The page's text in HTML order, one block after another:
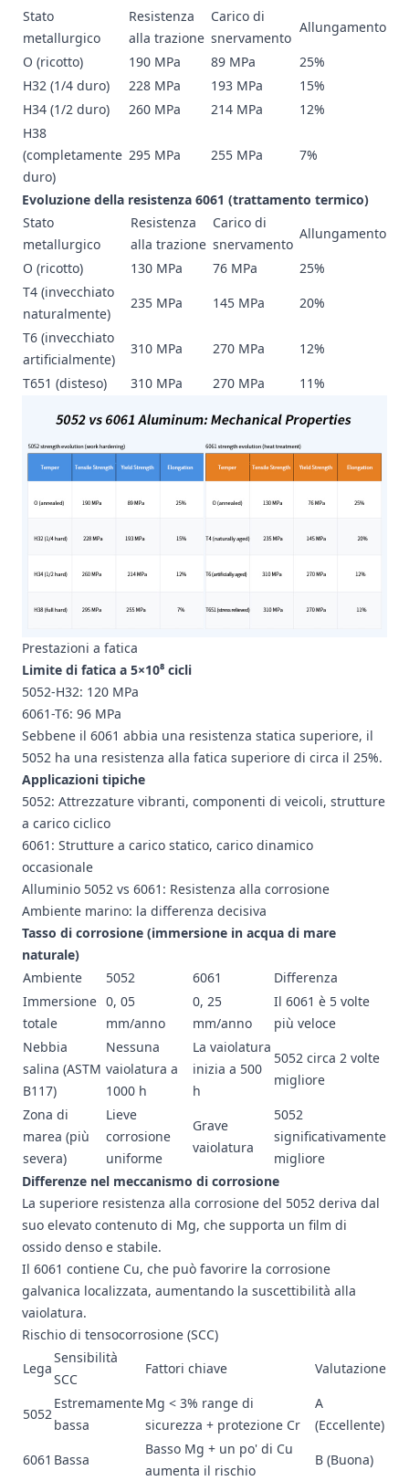
Stato
metallurgico
Resistenza
alla trazione
Carico di
snervamento
Allungamento
O (ricotto)
190 MPa 89 MPa
25%
H32 (1/4 duro)
228 MPa 193 MPa
15%
H34 (1/2 duro)
260 MPa 214 MPa
12%
H38
(completamente
duro)
295 MPa 255 MPa 7%
Evoluzione della resistenza 6061 (trattamento termico)
Stato
metallurgico
Resistenza
alla trazione
Carico di
snervamento
Allungamento
O (ricotto)
130 MPa 76 MPa
25%
T4 (invecchiato
naturalmente)
235 MPa 145 MPa
20%
T6 (invecchiato
artificialmente)
310 MPa 270 MPa
12%
T651 (disteso)
310 MPa 270 MPa 11%
Prestazioni a fatica
Limite di fatica a 5×10⁸ cicli
5052-H32: 120 MPa
6061-T6: 96 MPa
Sebbene il 6061 abbia una resistenza statica superiore, il
5052 ha una resistenza alla fatica superiore di circa il 25%.
Applicazioni tipiche
5052: Attrezzature vibranti, componenti di veicoli, strutture
a carico ciclico
6061: Strutture a carico statico, carico dinamico
occasionale
Alluminio 5052 vs 6061: Resistenza alla corrosione
Ambiente marino: la differenza decisiva
Tasso di corrosione (immersione in acqua di mare
naturale)
Ambiente
5052 6061
Differenza
Immersione
totale
0, 05
mm/anno
0, 25
mm/anno
Il 6061 è 5 volte
più veloce
Nebbia
salina (ASTM
B117)
Nessuna
vaiolatura a
1000 h
La vaiolatura
inizia a 500
h
5052 circa 2 volte
migliore
Zona di
marea (più
severa)
Lieve
corrosione
uniforme
Grave
vaiolatura
5052
significativamente
migliore
Differenze nel meccanismo di corrosione
La superiore resistenza alla corrosione del 5052 deriva dal
suo elevato contenuto di Mg, che supporta un film di
ossido denso e stabile.
Il 6061 contiene Cu, che può favorire la corrosione
galvanica localizzata, aumentando la suscettibilità alla
vaiolatura.
Rischio di tensocorrosione (SCC)
Lega
Sensibilità
SCC
Fattori chiave Valutazione
5052
Estremamente
bassa
Mg < 3% range di
sicurezza + protezione Cr
A
(Eccellente)
6061 Bassa
Basso Mg + un po' di Cu
aumenta il rischio
B (Buona)